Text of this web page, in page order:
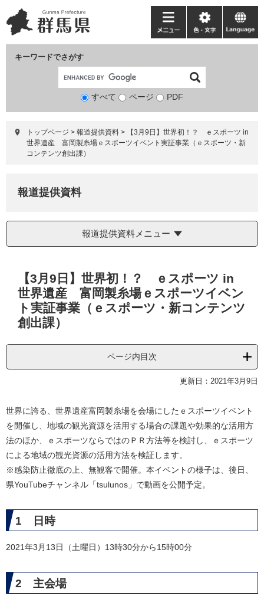
ー
ジ
ニ
ュ
て
キーワードでさがす
検
象
すべて ページ PDF
メ
ニ
ー
色・
文
language
トップページ > 報道提供資料 >
【3月9日】世界初！？ ｅスポーツ in
世界遺産 富岡製糸場ｅスポーツイベント実証事業（ｅスポーツ・新
コンテンツ創出課）
報道提供資料
報道提供資料メニュー
【3月9日】世界初！？ ｅスポーツ in
世界遺産 富岡製糸場ｅスポーツイベン
ト実証事業（ｅスポーツ・新コンテンツ
創出課）
ページ内目次
更新日：2021年3月9日
世界に誇る、世界遺産富岡製糸場を会場にしたｅスポーツイベント
を開催し、地域の観光資源を活用する場合の課題や効果的な活用方
法のほか、ｅスポーツならではのＰＲ方法等を検討し、ｅスポーツ
による地域の観光資源の活用方法を検証します。
※感染防止徹底の上、無観客で開催。本イベントの様子は、後日、
県YouTubeチャンネル「tsulunos」で動画を公開予定。
1 日時
2021年3月13日（土曜日）13時30分から15時00分
2 主会場